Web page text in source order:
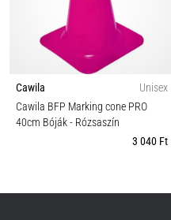
Cawila
Unisex
Cawila BFP Marking cone PRO
40cm Bóják- Rózsaszín
3 040 Ft